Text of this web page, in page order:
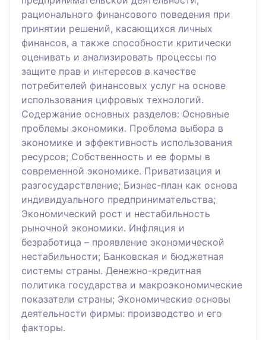
рационального финансового поведения при
принятии решений, касающихся личных
финансов, а также способности критически
оценивать и анализировать процессы по
защите прав и интересов в качестве
потребителей финансовых услуг на основе
использования цифровых технологий.
Содержание основных разделов: Основные
проблемы экономики. Проблема выбора в
экономике и эффективность использования
ресурсов; Собственность и ее формы в
современной экономике. Приватизация и
разгосударствление; Бизнес-план как основа
индивидуального предпринимательства;
Экономический рост и нестабильность
рыночной экономики. Инфляция и
безработица – проявление экономической
нестабильности; Банковская и бюджетная
системы страны. Денежно-кредитная
политика государства и макроэкономические
показатели страны; Экономические основы
деятельности фирмы: производство и его
факторы.